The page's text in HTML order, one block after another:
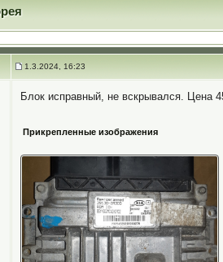
1.3.2024, 16:23
Блок исправный, не вскрывался. Цена
Прикрепленные изображения